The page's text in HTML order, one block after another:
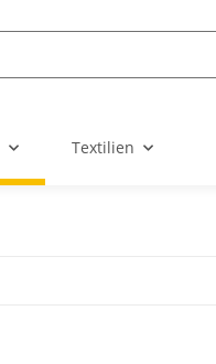
Textilien